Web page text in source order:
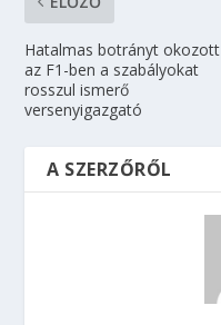
Hatalmas botrányt okozott
az F1-ben a szabályokat
rosszul ismerő
versenyigazgató
A SZERZŐRŐL